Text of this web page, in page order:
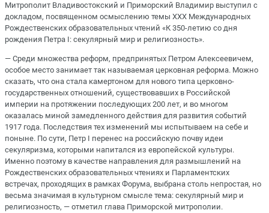
Митрополит Владивостокский и Приморский Владимир выступил с
докладом, посвященном осмыслению темы XXX Международных
Рождественских образовательных чтений «К 350-летию со дня
рождения Петра I: секулярный мир и религиозность».
— Среди множества реформ, предпринятых Петром Алексеевичем,
особое место занимает так называемая церковная реформа. Можно
сказать, что она стала камертоном для нового типа церковно-
государственных отношений, существовавших в Российской
империи на протяжении последующих 200 лет, и во многом
оказалась миной замедленного действия для развития событий
1917 года. Последствия тех изменений мы испытываем на себе и
поныне. По сути, Петр I перенес на российскую почву идеи
секуляризма, которыми напитался из европейской культуры.
Именно поэтому в качестве направления для размышлений на
Рождественских образовательных чтениях и Парламентских
встречах, проходящих в рамках Форума, выбрана столь непростая, но
весьма значимая в культурном смысле тема: секулярный мир и
религиозность, — отметил глава Приморской митрополии.